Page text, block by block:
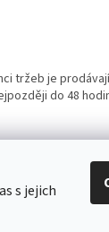
s jejich
tržeb je
do 48